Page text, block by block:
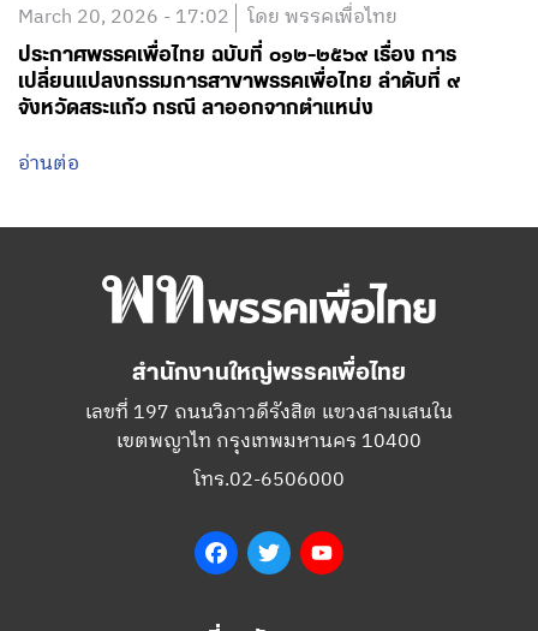
March 20, 2026 - 17:02 โดย พรรคเพื่อไทย
ประกาศพรรคเพื่อไทย ฉบับที่ ๐๑๒-๒๕๖๙ เรื่อง การ
เปลี่ยนแปลงกรรมการสาขาพรรคเพื่อไทย ลำดับที่ ๙
จังหวัดสระแก้ว กรณี ลาออกจากตำแหน่ง
อ่านต่อ
สำนักงานใหญ่พรรคเพื่อไทย
เลขที่ 197 ถนนวิภาวดีรังสิต แขวงสามเสนใน
เขตพญาไท กรุงเทพมหานคร 10400
โทร.02-6506000
FacebookTwitter